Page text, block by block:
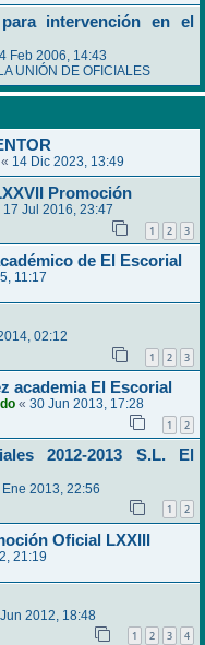
intervención en el
Feb 2006, 14:43
UNIÓN DE OFICIALES
« 14 Dic 2023, 13:49
Promoción
17 Jul 2016, 23:47
1 2 3
de El Escorial
11:17
02:12
1 2 3
academia El Escorial
« 30 Jun 2013, 17:28
1 2
2012-2013 S.L. El
2013, 22:56
1 2
Oficial LXXIII
21:19
2012, 18:48
1 2 3 4